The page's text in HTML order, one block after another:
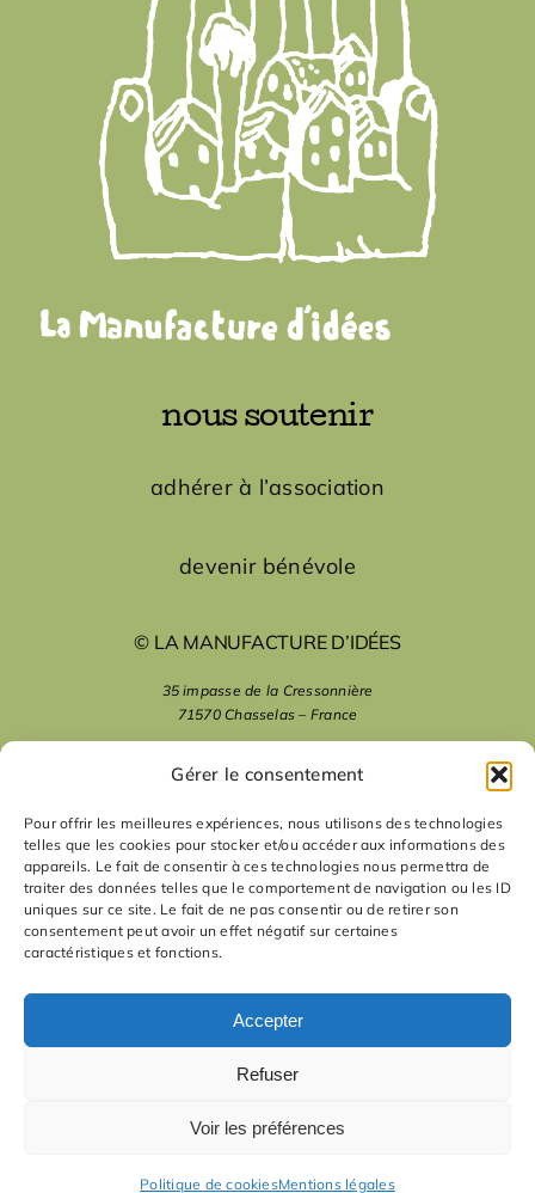
Gérer le consentement
Pour offrir les meilleures expériences, nous utilisons des technologies
telles que les cookies pour stocker et/ou accéder aux informations des
appareils. Le fait de consentir à ces technologies nous permettra de
traiter des données telles que le comportement de navigation ou les ID
uniques sur ce site. Le fait de ne pas consentir ou de retirer son
consentement peut avoir un effet négatif sur certaines
caractéristiques et fonctions.
Accepter
Refuser
Voir les préférences
Politique de cookiesMentions légales
nous soutenir
adhérer à l’association
devenir bénévole
© LA MANUFACTURE D’IDÉES
35 impasse de la Cressonnière
71570 Chasselas – France
mentions légales
nous suivre
nous contacter